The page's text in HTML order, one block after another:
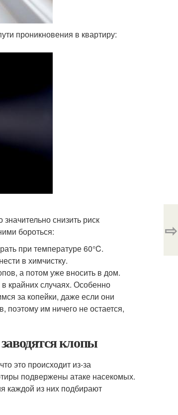
проникновения в квартиру:
снизить риск
бороться:
при температуре 60°C.
в химчистку.
а потом уже вносить в дом.
крайних случаях. Особенно
за копейки, даже если они
поэтому им ничего не остается,
клопы
это происходит из-за
подвержены атаке насекомых.
каждой из них подбирают
⇨